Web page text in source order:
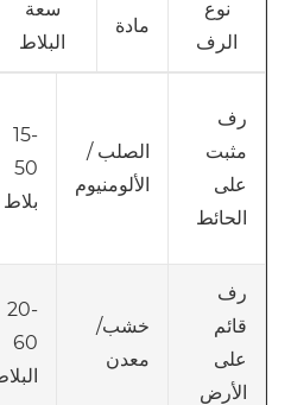
البلاط
الحائط
الصلب /
الألومنيوم
بلاط
الأرض
خشب/
معدن
البلاط